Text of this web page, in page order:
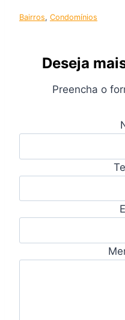
Bairros, Condomínios
Deseja
Preencha o